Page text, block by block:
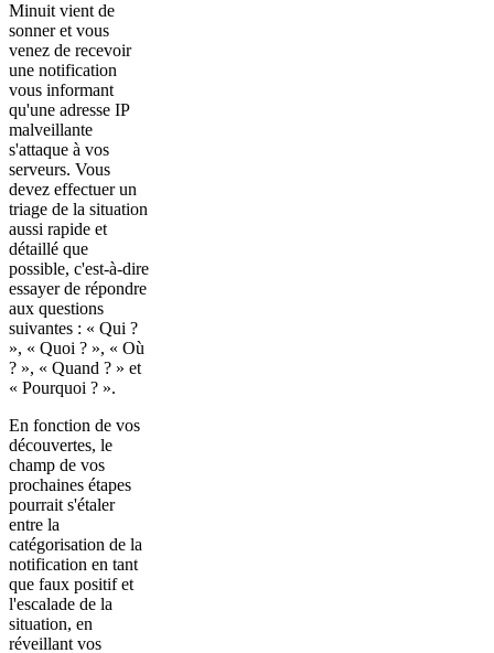
Minuit vient de
sonner et vous
venez de recevoir
une notification
vous informant
qu'une adresse IP
malveillante
s'attaque à vos
serveurs. Vous
devez effectuer un
triage de la situation
aussi rapide et
détaillé que
possible, c'est-à-dire
essayer de répondre
aux questions
suivantes : « Qui ?
», « Quoi ? », « Où
? », « Quand ? » et
« Pourquoi ? ».
En fonction de vos
découvertes, le
champ de vos
prochaines étapes
pourrait s'étaler
entre la
catégorisation de la
notification en tant
que faux positif et
l'escalade de la
situation, en
réveillant vos